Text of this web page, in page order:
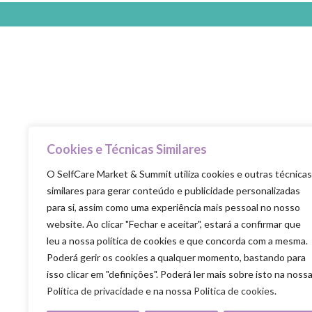
Cookies e Técnicas Similares
O SelfCare Market & Summit utiliza cookies e outras técnicas
similares para gerar conteúdo e publicidade personalizadas
para si, assim como uma experiência mais pessoal no nosso
website. Ao clicar "Fechar e aceitar", estará a confirmar que
leu a nossa política de cookies e que concorda com a mesma.
Poderá gerir os cookies a qualquer momento, bastando para
isso clicar em "definições". Poderá ler mais sobre isto na nossa
Política de privacidadee na nossa Politica de cookies.
Selfcare is the new healthcare
SELFCARE MARKET & SUMMIT ALL RIGHTS